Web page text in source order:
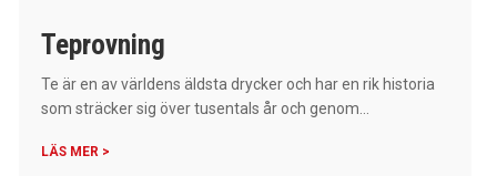
Teprovning
Te är en av världens äldsta drycker och har en rik historia
som sträcker sig över tusentals år och genom...
LÄS MER >